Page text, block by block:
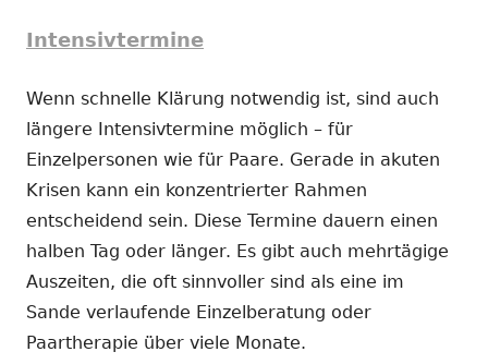
Intensivtermine
Wenn schnelle Klärung notwendig ist, sind auch
längere Intensivtermine möglich – für
Einzelpersonen wie für Paare. Gerade in akuten
Krisen kann ein konzentrierter Rahmen
entscheidend sein. Diese Termine dauern einen
halben Tag oder länger. Es gibt auch mehrtägige
Auszeiten, die oft sinnvoller sind als eine im
Sande verlaufende Einzelberatung oder
Paartherapie über viele Monate.